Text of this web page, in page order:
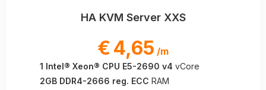
HA KVM Server XXS
€ 4,65 /m
1 Intel® Xeon® CPU E5-2690 v4 vCore
2GB DDR4-2666 reg. ECCRAM